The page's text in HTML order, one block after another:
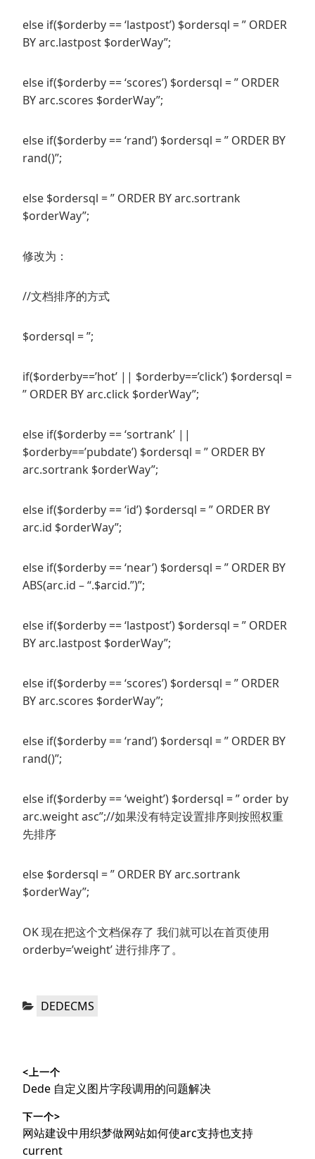
else if($orderby == ‘lastpost’) $ordersql = ” ORDER
BY arc.lastpost $orderWay”;
else if($orderby == ‘scores’) $ordersql = ” ORDER
BY arc.scores $orderWay”;
else if($orderby == ‘rand’) $ordersql = ” ORDER BY
rand()”;
else $ordersql = ” ORDER BY arc.sortrank
$orderWay”;
修改为：
//文档排序的方式
$ordersql = ”;
if($orderby==’hot’ || $orderby==’click’) $ordersql =
” ORDER BY arc.click $orderWay”;
else if($orderby == ‘sortrank’ ||
$orderby==’pubdate’) $ordersql = ” ORDER BY
arc.sortrank $orderWay”;
else if($orderby == ‘id’) $ordersql = ” ORDER BY
arc.id $orderWay”;
else if($orderby == ‘near’) $ordersql = ” ORDER BY
ABS(arc.id – “.$arcid.”)”;
else if($orderby == ‘lastpost’) $ordersql = ” ORDER
BY arc.lastpost $orderWay”;
else if($orderby == ‘scores’) $ordersql = ” ORDER
BY arc.scores $orderWay”;
else if($orderby == ‘rand’) $ordersql = ” ORDER BY
rand()”;
else if($orderby == ‘weight’) $ordersql = ” order by
arc.weight asc”;//如果没有特定设置排序则按照权重
先排序
else $ordersql = ” ORDER BY arc.sortrank
$orderWay”;
OK 现在把这个文档保存了 我们就可以在首页使用
orderby=’weight’ 进行排序了。
分
DEDECMS
章
导
航
<上一个
上
文
章：
Dede 自定义图片字段调用的问题解决
下一个>
下
篇
网站建设中用织梦做网站如何使arc支持也支持
current